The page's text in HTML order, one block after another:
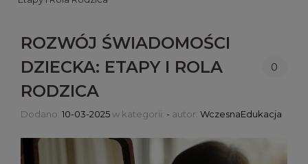
ROZWÓJ ŚWIADOMOŚCI
DZIECKA: ETAPY I ROLA
RODZICA
0
Dodano: 10-03-2025w kategorii: - autor: WczesnaEdukacja